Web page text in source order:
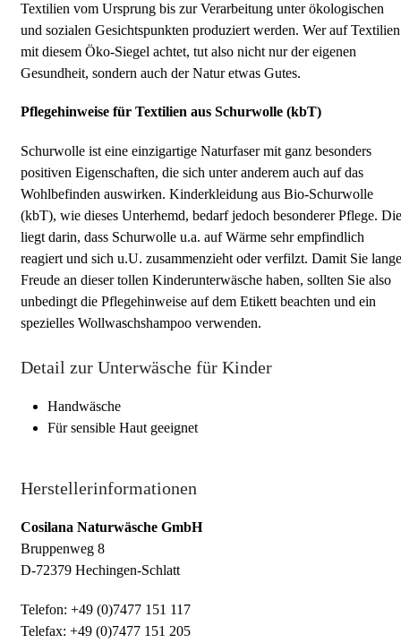
Textilien vom Ursprung bis zur Verarbeitung unter ökologischen
und sozialen Gesichtspunkten produziert werden. Wer auf Textilien
mit diesem Öko-Siegel achtet, tut also nicht nur der eigenen
Gesundheit, sondern auch der Natur etwas Gutes.
Pflegehinweise für Textilien aus Schurwolle (kbT)
Schurwolle ist eine einzigartige Naturfaser mit ganz besonders
positiven Eigenschaften, die sich unter anderem auch auf das
Wohlbefinden auswirken. Kinderkleidung aus Bio-Schurwolle
(kbT), wie dieses Unterhemd, bedarf jedoch besonderer Pflege.
liegt darin, dass Schurwolle u.a. auf Wärme sehr empfindlich
reagiert und sich u.U. zusammenzieht oder verfilzt. Damit Sie lange
Freude an dieser tollen Kinderunterwäsche haben, sollten Sie also
unbedingt die Pflegehinweise auf dem Etikett beachten und ein
spezielles Wollwaschshampoo verwenden.
Detail zur Unterwäsche für Kinder
Handwäsche
Für sensible Haut geeignet
Herstellerinformationen
Cosilana Naturwäsche GmbH
Bruppenweg 8
D-72379 Hechingen-Schlatt
Telefon: +49 (0)7477 151 117
Telefax: +49 (0)7477 151 205